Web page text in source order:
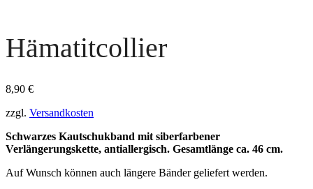
Hämatitcollier
8,90 €
zzgl. Versandkosten
Schwarzes Kautschukband mit siberfarbener
Verlängerungskette, antiallergisch. Gesamtlänge ca. 46 cm.
Auf Wunsch können auch längere Bänder geliefert werden.